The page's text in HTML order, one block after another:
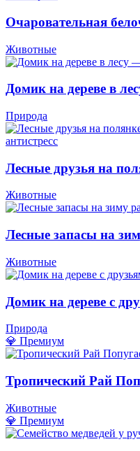
Очаровательная
Животные
Домик на дереве в
Природа
Лесные друзья на
Животные
Лесные запасы на
Животные
Домик на дереве с
Природа
💎 Премиум
Тропический Рай
Животные
💎 Премиум